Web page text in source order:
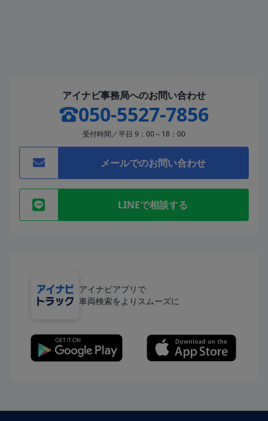
アイナビ事務局へのお問い合わせ
050-5527-7856
受付時間／平日 9：00～18：00
メールでのお問い合わせ
LINEで相談する
アイナビアプリで
車両検索をよりスムーズに